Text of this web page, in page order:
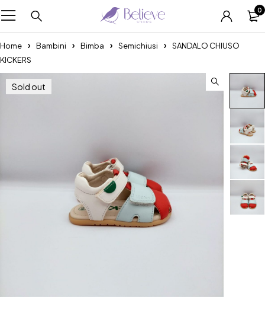
0
Home Bambini Bimba Semichiusi
SANDALO CHIUSO
KICKERS
Sold out